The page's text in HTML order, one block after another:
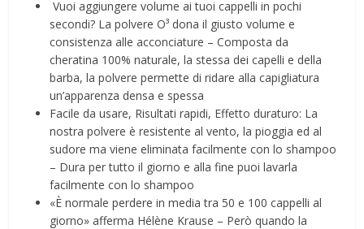
️ Vuoi aggiungere volume ai tuoi cappelli in pochi
secondi? La polvere O³ dona il giusto volume e
consistenza alle acconciature – Composta da
cheratina 100% naturale, la stessa dei capelli e della
barba, la polvere permette di ridare alla capigliatura
un’apparenza densa e spessa
Facile da usare, Risultati rapidi, Effetto duraturo: La
nostra polvere è resistente al vento, la pioggia ed al
sudore ma viene eliminata facilmente con lo shampoo
– Dura per tutto il giorno e alla fine puoi lavarla
facilmente con lo shampoo
«È normale perdere in media tra 50 e 100 cappelli al
giorno» afferma Hélène Krause – Però quando la